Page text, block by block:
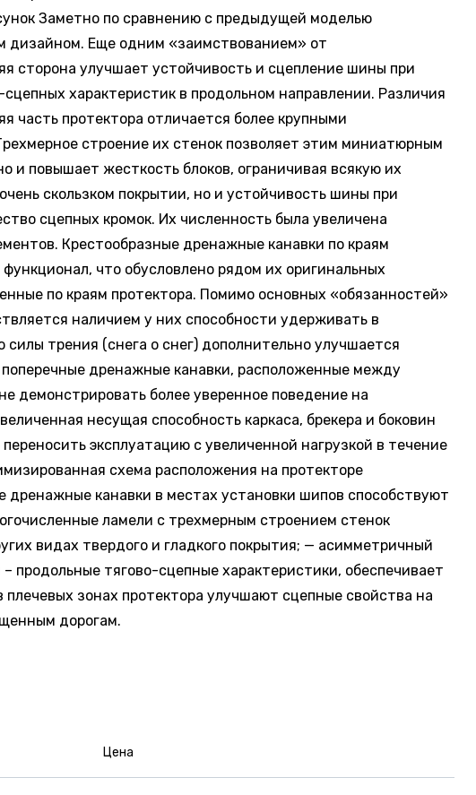
Заметно по сравнению с предыдущей моделью
дизайном. Еще одним «заимствованием» от
сторона улучшает устойчивость и сцепление шины при
характеристик в продольном направлении. Различия
часть протектора отличается более крупными
строение их стенок позволяет этим миниатюрным
и повышает жесткость блоков, ограничивая всякую их
скользком покрытии, но и устойчивость шины при
сцепных кромок. Их численность была увеличена
Крестообразные дренажные канавки по краям
что обусловлено рядом их оригинальных
по краям протектора. Помимо основных «обязанностей»
наличием у них способности удерживать в
трения (снега о снег) дополнительно улучшается
дренажные канавки, расположенные между
демонстрировать более уверенное поведение на
несущая способность каркаса, брекера и боковин
эксплуатацию с увеличенной нагрузкой в течение
схема расположения на протекторе
канавки в местах установки шипов способствуют
ламели с трехмерным строением стенок
видах твердого и гладкого покрытия; — асимметричный
продольные тягово-сцепные характеристики, обеспечивает
зонах протектора улучшают сцепные свойства на
дорогам.
Цена